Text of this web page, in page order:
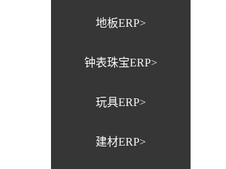
地板ERP>
钟表珠宝ERP>
玩具ERP>
建材ERP>